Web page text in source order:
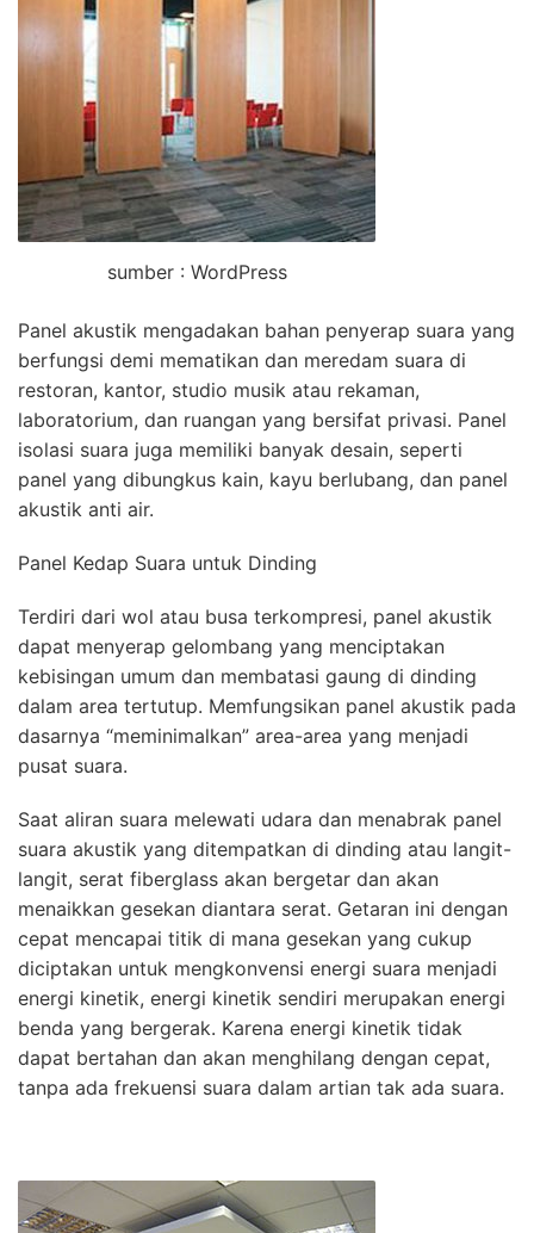
sumber : WordPress
Panel akustik mengadakan bahan penyerap suara yang
berfungsi demi mematikan dan meredam suara di
restoran, kantor, studio musik atau rekaman,
laboratorium, dan ruangan yang bersifat privasi. Panel
isolasi suara juga memiliki banyak desain, seperti
panel yang dibungkus kain, kayu berlubang, dan panel
akustik anti air.
Panel Kedap Suara untuk Dinding
Terdiri dari wol atau busa terkompresi, panel akustik
dapat menyerap gelombang yang menciptakan
kebisingan umum dan membatasi gaung di dinding
dalam area tertutup. Memfungsikan panel akustik pada
dasarnya “meminimalkan” area-area yang menjadi
pusat suara.
Saat aliran suara melewati udara dan menabrak panel
suara akustik yang ditempatkan di dinding atau langit-
langit, serat fiberglass akan bergetar dan akan
menaikkan gesekan diantara serat. Getaran ini dengan
cepat mencapai titik di mana gesekan yang cukup
diciptakan untuk mengkonvensi energi suara menjadi
energi kinetik, energi kinetik sendiri merupakan energi
benda yang bergerak. Karena energi kinetik tidak
dapat bertahan dan akan menghilang dengan cepat,
tanpa ada frekuensi suara dalam artian tak ada suara.